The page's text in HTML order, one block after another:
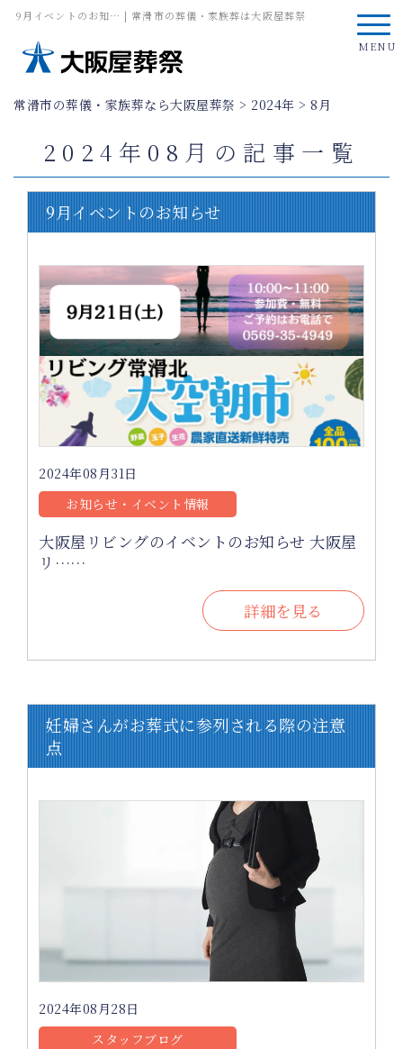
9月イベントのお知… | 常滑市の葬儀・家族葬は大阪屋葬祭
MENU
常滑市の葬儀・家族葬なら大阪屋葬祭 > 2024年 > 8月
2024年08月の記事一覧
9月イベントのお知らせ
2024年08月31日
お知らせ・イベント情報
大阪屋リビングのイベントのお知らせ 大阪屋
リ……
詳細を見る
妊婦さんがお葬式に参列される際の注意
点
2024年08月28日
スタッフブログ